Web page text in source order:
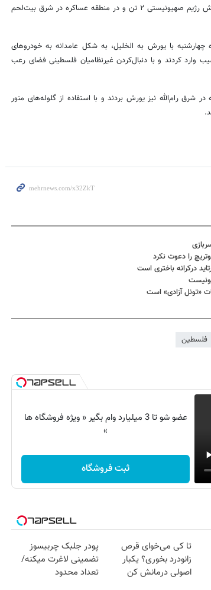
صهیونیستی ۲ تن و در منطقه عساکره در شرق بیت‌لحم
چهارشنبه با یورش به الخلیل، به شکل عامدانه به خودروهای
وارد کردند و با دنبال‌کردن غیرنظامیان فلسطینی فضای رعب
در شرق رام‌الله نیز یورش بردند و با استفاده از گلوله‌های منور
را دعوت نکرد
درکرانه باختری است
«تونل آزادی» است
فلسطین
عضو شو تا 3 میلیارد وام بگیر « ویژه فروشگاه ها
»
ثبت فروشگاه
تا کی می‌خوای قرص
زانودرد بخوری؟ یکبار
اصولی درمانش کن
پودر جلبک چربیسوز
تضمینی لاغرت میکنه/
تعداد محدود
روزنامه‌های ورزشی پنج‌شنبه ۱۵ مرداد ۱۴۰۵